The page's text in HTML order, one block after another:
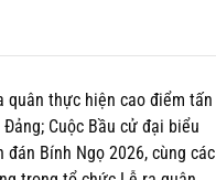
quân thực hiện cao điểm tấn
Cuộc Bầu cử đại biểu
Bính Ngọ 2026, cùng các